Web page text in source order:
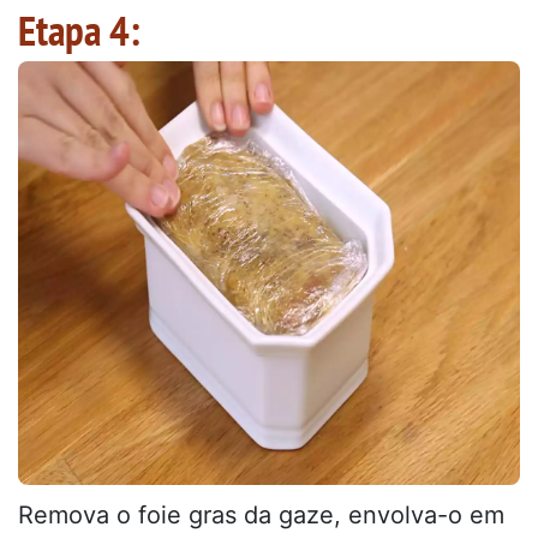
Etapa 4:
Remova o foie gras da gaze, envolva-o em